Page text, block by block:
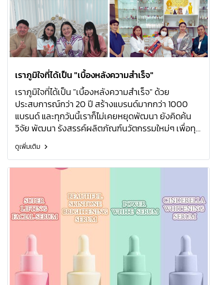
เราภูมิใจที่ได้เป็น "เบื้องหลังความสำเร็จ"
เราภูมิใจที่ได้เป็น "เบื้องหลังความสำเร็จ" ด้วย
ประสบการณ์กว่า 20 ปี สร้างแบรนด์มากกว่า 1000
แบรนด์ และทุกวันนี้เราก็ไม่เคยหยุดพัฒนา ยังคิดค้น
วิจัย พัฒนา รังสรรค์ผลิตภัณฑ์นวัตกรรมใหม่ๆ เพื่อทุก
แบรนด์
ดูเพิ่มเติม